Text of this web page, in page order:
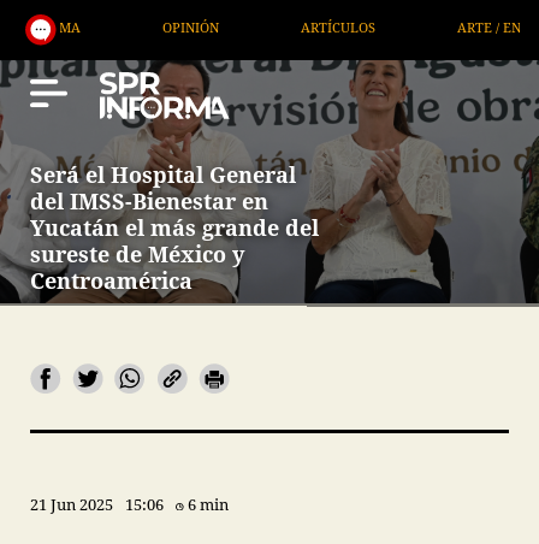
OPINIÓN ARTÍCULOS ARTE / ENTRETENIMIENTO
Será el Hospital General
del IMSS-Bienestar en
Yucatán el más grande del
sureste de México y
Centroamérica
21 Jun 2025 15:06 6 min